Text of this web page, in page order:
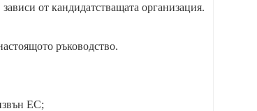
от кандидатстващата организация.
ръководство.
ЕС;